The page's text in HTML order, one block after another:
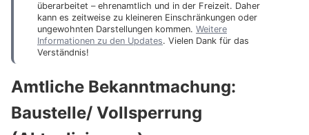
überarbeitet – ehrenamtlich und in der Freizeit. Daher
kann es zeitweise zu kleineren Einschränkungen oder
ungewohnten Darstellungen kommen. Weitere
Informationen zu den Updates. Vielen Dank für das
Verständnis!
Amtliche Bekanntmachung:
Baustelle/ Vollsperrung